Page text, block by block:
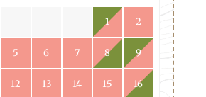
1 2
5 6 7 8 9
12 13 14 15 16